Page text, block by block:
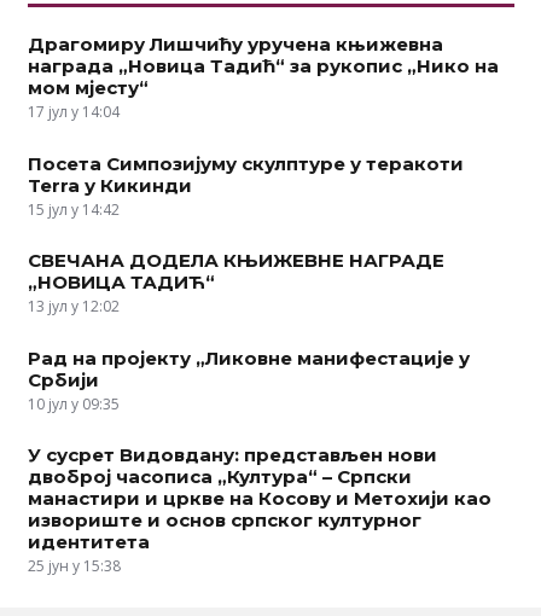
Драгомиру Лишчићу уручена књижевна
награда „Новица Тадић“ за рукопис „Нико на
мом мјесту“
17 јул у 14:04
Посета Симпозијуму скулптуре у теракоти
Terra у Кикинди
15 јул у 14:42
СВЕЧАНА ДОДЕЛА КЊИЖЕВНЕ НАГРАДЕ
„НОВИЦА ТАДИЋ“
13 јул у 12:02
Рад на пројекту „Ликовне манифестације у
Србији
10 јул у 09:35
У сусрет Видовдану: представљен нови
двоброј часописа „Култура“ – Српски
манастири и цркве на Косову и Метохији као
извориште и основ српског културног
идентитета
25 јун у 15:38